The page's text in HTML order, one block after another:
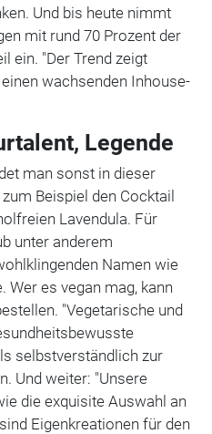
Und bis heute nimmt
mit rund 70 Prozent der
ein. "Der Trend zeigt
wachsenden Inhouse-
Legende
man sonst in dieser
Beispiel den Cocktail
Lavendula. Für
unter anderem
Namen wie
Wer es vegan mag, kann
"Vegetarische und
selbstverständlich zur
Und weiter: "Unsere
die exquisite Auswahl an
Eigenkreationen für den